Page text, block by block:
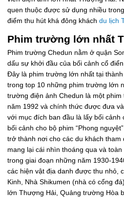
quen thuộc được sử dụng nhiều
điểm thu hút khá đông khách du lịch
Phim trường lớn nhất
Phim trường Chedun nằm ở quận
dấu sự khởi đầu của bối cảnh cổ
Đây là phim trường lớn nhất tại
trong top 10 những phim trường lớn
trường điện ảnh Chedun là một
năm 1992 và chính thức được đưa
với mục đích ban đầu là lấy bối cảnh
bối cảnh cho bộ phim “Phong
trở thành nơi cho các du khách
mang lại cái nhìn thoáng qua và
trong giai đoạn những năm 1930-
các hiện vật địa danh được thu nhỏ,
Kinh, Nhà Shikumen (nhà có cổng
lớn Thượng Hải, Quảng trường Hòa